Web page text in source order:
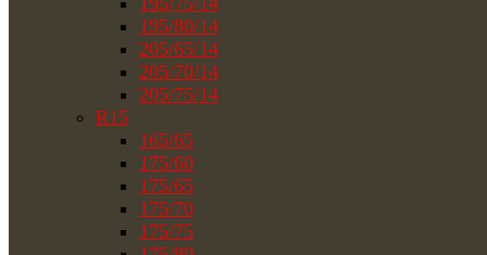
195/80/14
205/65/14
205/70/14
205/75/14
R15
165/65
175/60
175/65
175/70
175/75